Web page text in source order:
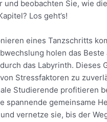
beobachten Sie, wie
Los geht’s!
eines Tanzschritts
holen das
das Labyrinth. Dieses
Stressfaktoren zu
Studierende profitieren
gemeinsame
vernetze sie, bis der